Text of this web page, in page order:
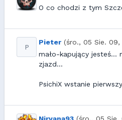
O co chodzi z tym
P
Pieter (śro., 05 Sie. 09,
mało-kapujący jesteś...
zjazd...
PsichiX wstanie
Nirvana93 (śro., 05 Sie.